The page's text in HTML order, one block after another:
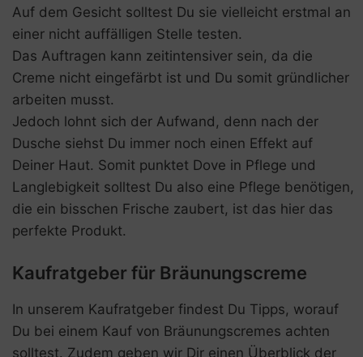
Auf dem Gesicht solltest Du sie vielleicht erstmal an
einer nicht auffälligen Stelle testen.
Das Auftragen kann zeitintensiver sein, da die
Creme nicht eingefärbt ist und Du somit gründlicher
arbeiten musst.
Jedoch lohnt sich der Aufwand, denn nach der
Dusche siehst Du immer noch einen Effekt auf
Deiner Haut. Somit punktet Dove in Pflege und
Langlebigkeit solltest Du also eine Pflege benötigen,
die ein bisschen Frische zaubert, ist das hier das
perfekte Produkt.
Kaufratgeber für Bräunungscreme
In unserem Kaufratgeber findest Du Tipps, worauf
Du bei einem Kauf von Bräunungscremes achten
solltest. Zudem geben wir Dir einen Überblick der